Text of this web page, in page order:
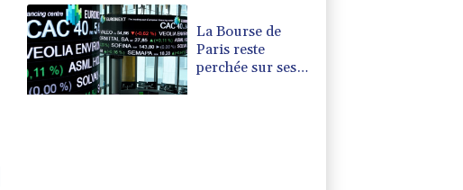
La Bourse de
Paris reste
perchée sur ses